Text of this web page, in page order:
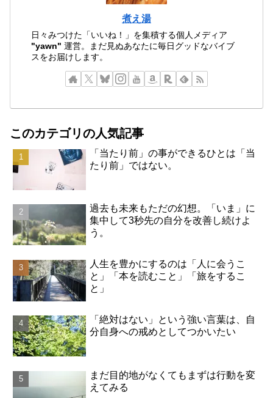
煮え湯
日々みつけた「いいね！」を集積する個人メディア
"yawn" 運営。まだ見ぬあなたに毎日グッドなバイブ
スをお届けします。
このカテゴリの人気記事
「当たり前」の事ができるひとは「当
たり前」ではない。
過去も未来もただの幻想。「いま」に
集中して3秒先の自分を改善し続けよ
う。
人生を豊かにするのは「人に会うこ
と」「本を読むこと」「旅をするこ
と」
「絶対はない」という強い言葉は、自
分自身への戒めとしてつかいたい
まだ目的地がなくてもまずは行動を変
えてみる